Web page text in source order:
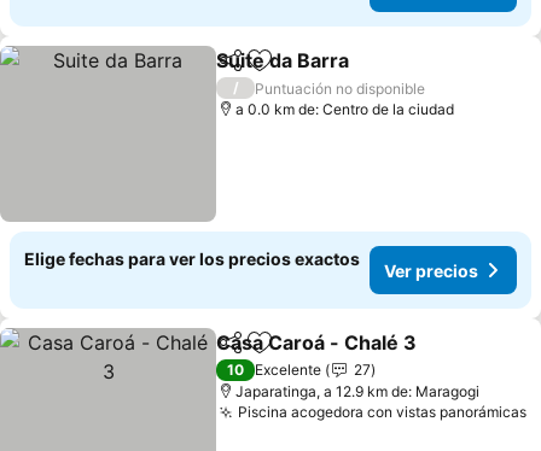
CompartirAgregar a favoritos
Suite da Barra
/
Puntuación no disponible
a 0.0 km de: Centro de la ciudad
Elige fechas para ver los precios exactos
Ver precios
CompartirAgregar a favoritos
Casa Caroá - Chalé 3
10 Excelente
27
Japaratinga, a 12.9 km de: Maragogi
Piscina acogedora con vistas panorámicas